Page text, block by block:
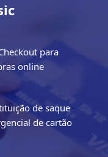
para
online
de saque
de cartão